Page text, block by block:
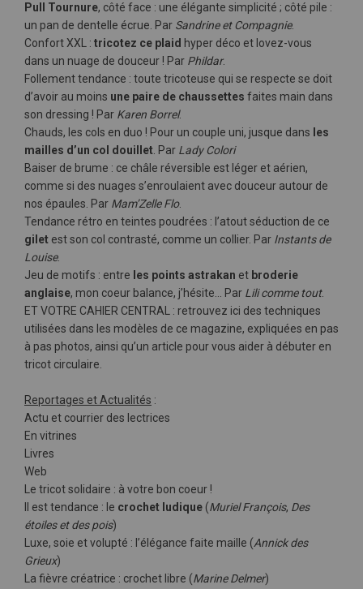
Pull Tournure, côté face : une élégante simplicité ; côté pile :
un pan de dentelle écrue. Par Sandrine et Compagnie.
Confort XXL : tricotez ce plaid hyper déco et lovez-vous
dans un nuage de douceur ! Par Phildar.
Follement tendance : toute tricoteuse qui se respecte se doit
d’avoir au moins une paire de chaussettes faites main dans
son dressing ! Par Karen Borrel.
Chauds, les cols en duo ! Pour un couple uni, jusque dans les
mailles d’un col douillet . Par Lady Colori
Baiser de brume : ce châle réversible est léger et aérien,
comme si des nuages s’enroulaient avec douceur autour de
nos épaules. Par Mam’Zelle Flo.
Tendance rétro en teintes poudrées : l’atout séduction de ce
gilet est son col contrasté, comme un collier. Par Instants de
Louise.
Jeu de motifs : entre les points astrakan et broderie
anglaise, mon coeur balance, j’hésite… Par Lili comme tout.
ET VOTRE CAHIER CENTRAL : retrouvez ici des techniques
utilisées dans les modèles de ce magazine, expliquées en pas
à pas photos, ainsi qu’un article pour vous aider à débuter en
tricot circulaire.
Reportages et Actualités :
Actu et courrier des lectrices
En vitrines
Livres
Web
Le tricot solidaire : à votre bon coeur !
Il est tendance : le crochet ludique (Muriel François, Des
étoiles et des pois)
Luxe, soie et volupté : l’élégance faite maille (Annick des
Grieux)
La fièvre créatrice : crochet libre (Marine Delmer)